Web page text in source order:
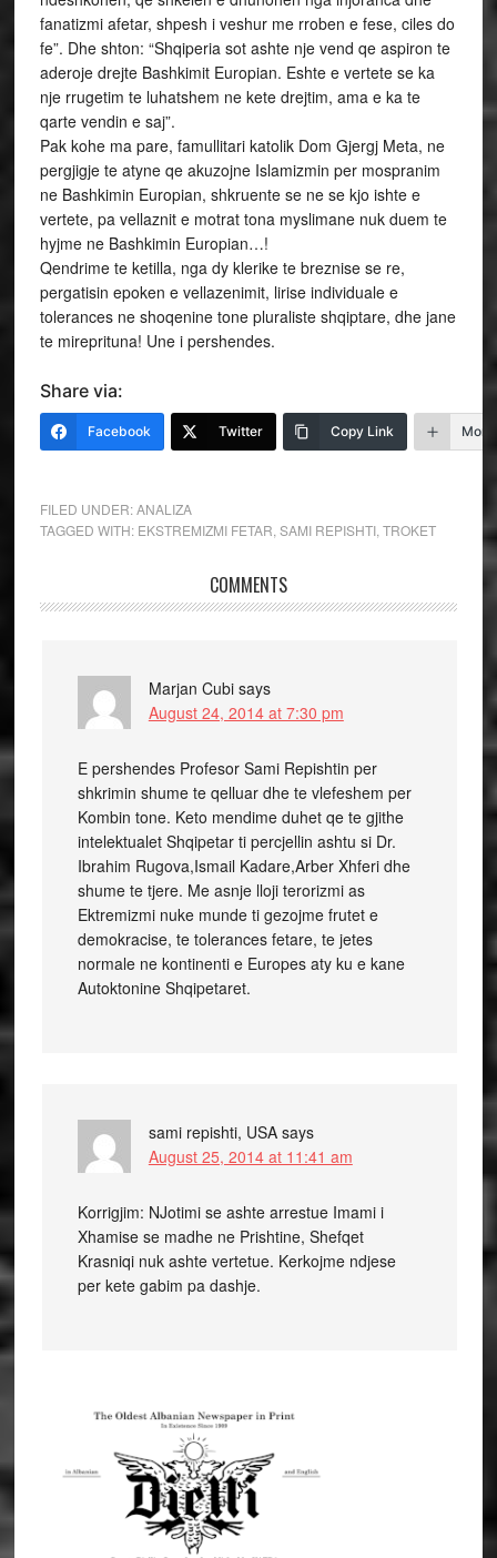
fanatizmi afetar, shpesh i veshur me rroben e fese, ciles do
fe”. Dhe shton: “Shqiperia sot ashte nje vend qe aspiron te
aderoje drejte Bashkimit Europian. Eshte e vertete se ka
nje rrugetim te luhatshem ne kete drejtim, ama e ka te
qarte vendin e saj”.
Pak kohe ma pare, famullitari katolik Dom Gjergj Meta, ne
pergjigje te atyne qe akuzojne Islamizmin per mospranim
ne Bashkimin Europian, shkruente se ne se kjo ishte e
vertete, pa vellaznit e motrat tona myslimane nuk duem te
hyjme ne Bashkimin Europian…!
Qendrime te ketilla, nga dy klerike te breznise se re,
pergatisin epoken e vellazenimit, lirise individuale e
tolerances ne shoqenine tone pluraliste shqiptare, dhe jane
te mireprituna! Une i pershendes.
Share via:
Facebook Twitter Copy Link More
FILED UNDER:ANALIZA
TAGGED WITH: EKSTREMIZMI FETAR SAMI REPISHTI, TROKET
COMMENTS
Marjan Cubi says
August 24, 2014 at 7:30 pm
E pershendes Profesor Sami Repishtin per
shkrimin shume te qelluar dhe te vlefeshem per
Kombin tone. Keto mendime duhet qe te gjithe
intelektualet Shqipetar ti percjellin ashtu si Dr.
Ibrahim Rugova,Ismail Kadare,Arber Xhferi dhe
shume te tjere. Me asnje lloji terorizmi as
Ektremizmi nuke munde ti gezojme frutet e
demokracise, te tolerances fetare, te jetes
normale ne kontinenti e Europes aty ku e kane
Autoktonine Shqipetaret.
sami repishti, USA says
August 25, 2014 at 11:41 am
Korrigjim: NJotimi se ashte arrestue Imami i
Xhamise se madhe ne Prishtine, Shefqet
Krasniqi nuk ashte vertetue. Kerkojme ndjese
per kete gabim pa dashje.